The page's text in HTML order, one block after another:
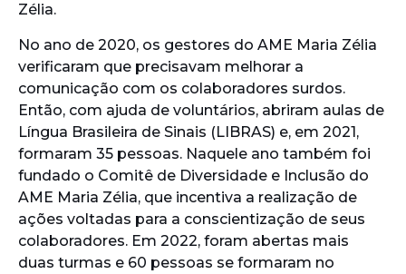
Zélia.
No ano de 2020, os gestores do AME Maria Zélia
verificaram que precisavam melhorar a
comunicação com os colaboradores surdos.
Então, com ajuda de voluntários, abriram aulas de
Língua Brasileira de Sinais (LIBRAS) e, em 2021,
formaram 35 pessoas. Naquele ano também foi
fundado o Comitê de Diversidade e Inclusão do
AME Maria Zélia, que incentiva a realização de
ações voltadas para a conscientização de seus
colaboradores. Em 2022, foram abertas mais
duas turmas e 60 pessoas se formaram no